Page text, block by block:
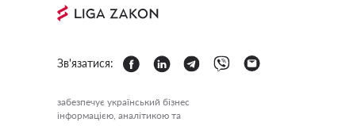
Зв'язатися:
забезпечує український бізнес
інформацією, аналітикою та